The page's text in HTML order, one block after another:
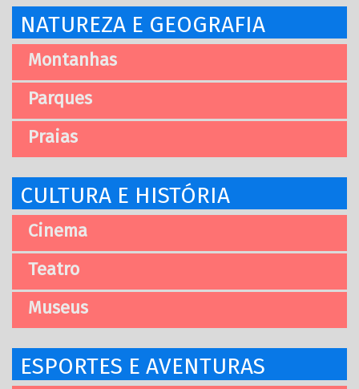
NATUREZA E GEOGRAFIA
Montanhas
Parques
Praias
CULTURA E HISTÓRIA
Cinema
Teatro
Museus
ESPORTES E AVENTURAS